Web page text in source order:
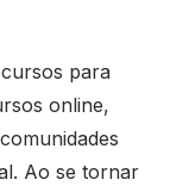
para
online,
Ao se tornar